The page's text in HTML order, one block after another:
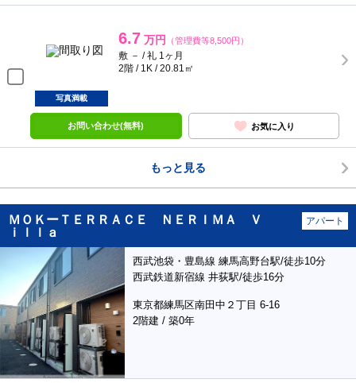
6.7 万円 （管理費等8,500円）
敷 － / 礼 1ヶ月
2階 / 1K / 20.81㎡
写真満載
お問い合わせ(無料) お気に入り
もっと見る
ＭＯＫーＴＥＲＲＡＣＥ ＮＥＲＩＭＡ Ｖ
ｉｌｌａ
アパート
西武池袋・豊島線 練馬高野台駅/徒歩10分
西武鉄道新宿線 井荻駅/徒歩16分
東京都練馬区南田中２丁目 6-16
2階建 / 築0年